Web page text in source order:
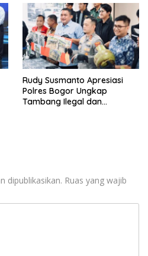
Rudy Susmanto Apresiasi
Polres Bogor Ungkap
Tambang Ilegal dan
dipublikasikan. Ruas yang wajib